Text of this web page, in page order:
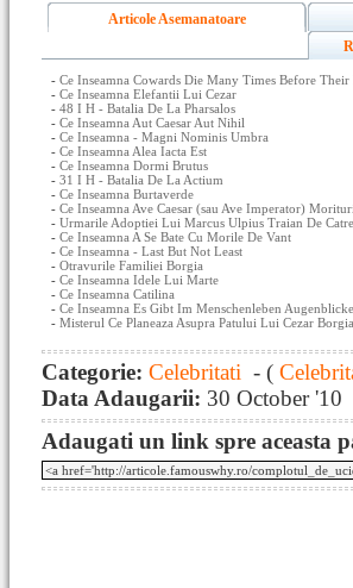
Articole Asemanatoare
- Ce Inseamna Cowards Die Many Times Before Their
- Ce Inseamna Elefantii Lui Cezar
- 48 I H - Batalia De La Pharsalos
- Ce Inseamna Aut Caesar Aut Nihil
- Ce Inseamna - Magni Nominis Umbra
- Ce Inseamna Alea Iacta Est
- Ce Inseamna Dormi Brutus
- 31 I H - Batalia De La Actium
- Ce Inseamna Burtaverde
- Ce Inseamna Ave Caesar (sau Ave Imperator)
- Urmarile Adoptiei Lui Marcus Ulpius Traian De
- Ce Inseamna A Se Bate Cu Morile De Vant
- Ce Inseamna - Last But Not Least
- Otravurile Familiei Borgia
- Ce Inseamna Idele Lui Marte
- Ce Inseamna Catilina
- Ce Inseamna Es Gibt Im Menschenleben Augenblicke
- Misterul Ce Planeaza Asupra Patului Lui Cezar Borgia
Categorie: Celebritati - (
Data Adaugarii: 30 October '10
Adaugati un link spre aceasta